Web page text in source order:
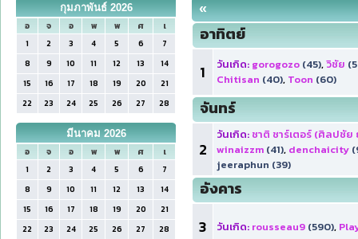
กุมภาพันธ์ 2026
อ
จ อ พ พ ศ
เ
1
2 3 4 5 6
7
8
9 10 11 12 13
14
15
16 17 18 19 20
21
22
23 24 25 26 27 28
มีนาคม 2026
อ
จ อ พ พ ศ
เ
1
2 3 4 5 6
7
8
9 10 11 12 13
14
15
16 17 18 19 20
21
22
23 24 25 26 27
28
«
อาทิตย์
1
วันเกิด: gorogozo (45),วิชัย
Chitisan (40), Toon (60)
จันทร์
2
วันเกิด: ชาติ ชาร์เตอร์ (ศิลปชัย
winaizzm (41), denchaicity
jeeraphun (39)
อังคาร
3
วันเกิด: rousseau9 (590),